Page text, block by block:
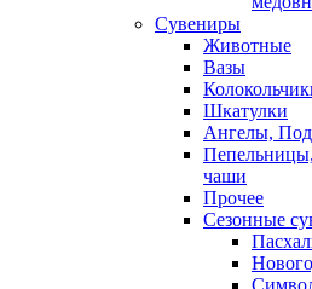
Сувениры
Животные
Вазы
Шкатулки
Ангелы,
чаши
Прочее
Сезонные